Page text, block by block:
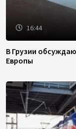
16:44
В Грузии
Европы